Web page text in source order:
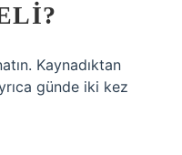
Kaynadıktan
günde iki kez